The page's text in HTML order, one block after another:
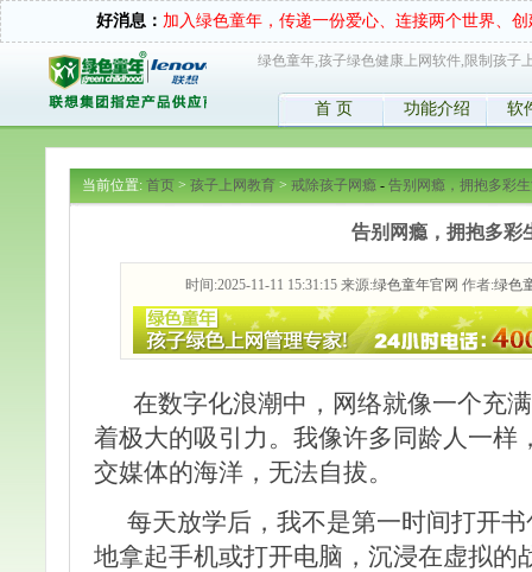
好消息： 加入绿色童年，传递一份爱心、连接两个世界、
绿色童年,孩子绿色健康上网软件,限制孩子
首 页 功能介绍 软
当前位置: 首页> 孩子上网教育> 戒除孩子网瘾 - 告别网瘾，拥抱多彩
告别网瘾，拥抱多彩
时间:2025-11-11 15:31:15 来源:绿色童年官网 作者:绿色
在数字化浪潮中，网络就像一个充
着极大的吸引力。我像许多同龄人一样
交媒体的海洋，无法自拔。
每天放学后，我不是第一时间打开
地拿起手机或打开电脑，沉浸在虚拟的